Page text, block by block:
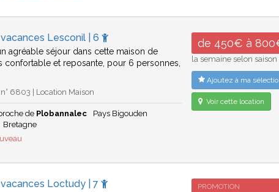
vacances Lesconil | 6
agréable séjour dans cette maison de
confortable et reposante, pour 6 personnes,
6803 | Location Maison
de Plobannalec
Pays Bigouden
Bretagne
de 450€ à
la semaine selon saison
Ajoutez à ma
Voir cette location
vacances Loctudy | 7 PROMOTION